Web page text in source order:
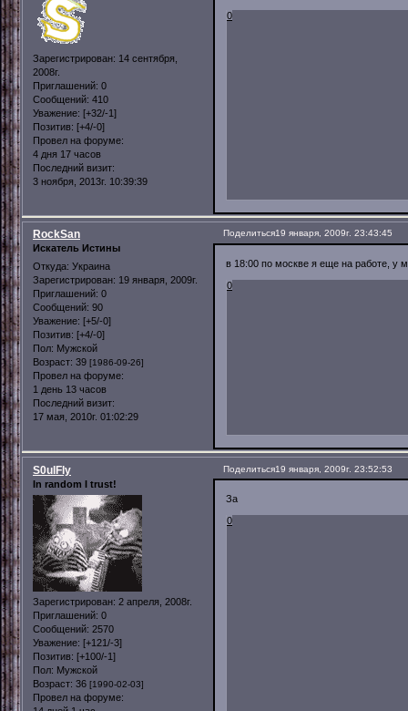
Зарегистрирован: 14 сентября,
2008г.
Приглашений: 0
Сообщений: 410
Уважение: [+32/-1]
Позитив: [+4/-0]
Провел на форуме:
4 дня 17 часов
Последний визит:
3 ноября, 2013г. 10:39:39
0
Поделиться19 января, 2009г. 23:43:45
RockSan
Искатель Истины
Откуда: Украина
Зарегистрирован: 19 января, 2009г.
Приглашений: 0
Сообщений: 90
Уважение: [+5/-0]
Позитив: [+4/-0]
Пол: Мужской
Возраст: 39 [1986-09-26]
Провел на форуме:
1 день 13 часов
Последний визит:
17 мая, 2010г. 01:02:29
в 18:00 по москве я еще на работе, у
0
Поделиться19 января, 2009г. 23:52:53
S0ulFly
In random I trust!
Зарегистрирован: 2 апреля, 2008г.
Приглашений: 0
Сообщений: 2570
Уважение: [+121/-3]
Позитив: [+100/-1]
Пол: Мужской
Возраст: 36 [1990-02-03]
Провел на форуме:
За
0